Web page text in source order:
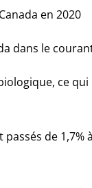
en 2020
dans le
ce
de 1,7%